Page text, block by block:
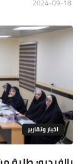
اخبار وتقارير